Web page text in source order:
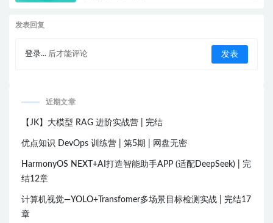
发表回复
登录... 后才能评论
近期文章
【JK】大模型 RAG 进阶实战营 | 完结
优点知识 DevOps 训练营 | 第5期 | 网盘无密
HarmonyOS NEXT+AI打造智能助手APP (适配DeepSeek) | 完
结12章
计算机视觉—YOLO+Transfomer多场景目标检测实战 | 完结17
章